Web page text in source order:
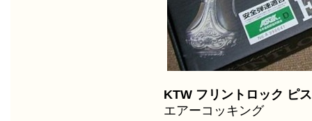
KTW フリントロック ピ
エアーコッキング